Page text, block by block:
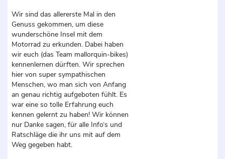
Wir sind das allererste Mal in den
Genuss gekommen, um diese
wunderschöne Insel mit dem
Motorrad zu erkunden. Dabei haben
wir euch (das Team mallorquin-bikes)
kennenlernen dürften. Wir sprechen
hier von super sympathischen
Menschen, wo man sich von Anfang
an genau richtig aufgeboten fühlt. Es
war eine so tolle Erfahrung euch
kennen gelernt zu haben! Wir können
nur Danke sagen, für alle Info‘s und
Ratschläge die ihr uns mit auf dem
Weg gegeben habt.